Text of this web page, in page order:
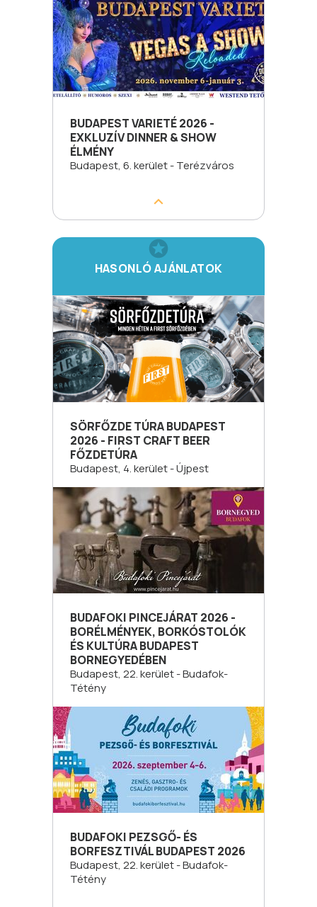
BUDAPEST VARIETÉ 2026 -
EXKLUZÍV DINNER & SHOW
ÉLMÉNY
Budapest, 6. kerület - Terézváros
HASONLÓ AJÁNLATOK
SÖRFŐZDE TÚRA BUDAPEST
2026 - FIRST CRAFT BEER
FŐZDETÚRA
Budapest, 4. kerület - Újpest
BUDAFOKI PINCEJÁRAT 2026 -
BORÉLMÉNYEK, BORKÓSTOLÓK
ÉS KULTÚRA BUDAPEST
BORNEGYEDÉBEN
Budapest, 22. kerület - Budafok-
Tétény
BUDAFOKI PEZSGŐ- ÉS
BORFESZTIVÁL BUDAPEST 2026
Budapest, 22. kerület - Budafok-
Tétény